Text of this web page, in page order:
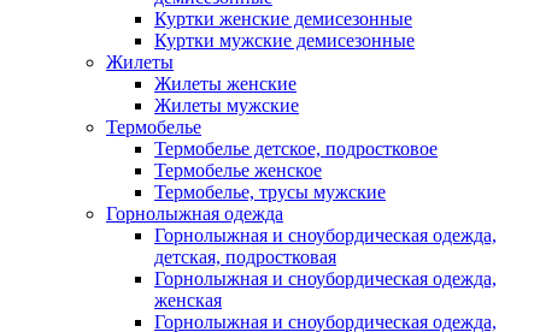
Куртки женские демисезонные
Куртки мужские демисезонные
Жилеты
Жилеты женские
Жилеты мужские
Термобелье
Термобелье детское, подростковое
Термобелье женское
Термобелье, трусы мужские
Горнолыжная одежда
Горнолыжная и сноубордическая одежда,
детская, подростковая
Горнолыжная и сноубордическая одежда,
женская
Горнолыжная и сноубордическая одежда,